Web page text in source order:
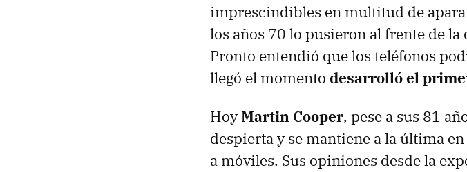
imprescindibles en multitud de
los años 70 lo pusieron al frente de
Pronto entendió que los teléfonos
llegó el momento desarrolló el
HoyMartin Cooper, pese a sus 81
despierta y se mantiene a la última
a móviles. Sus opiniones desde la